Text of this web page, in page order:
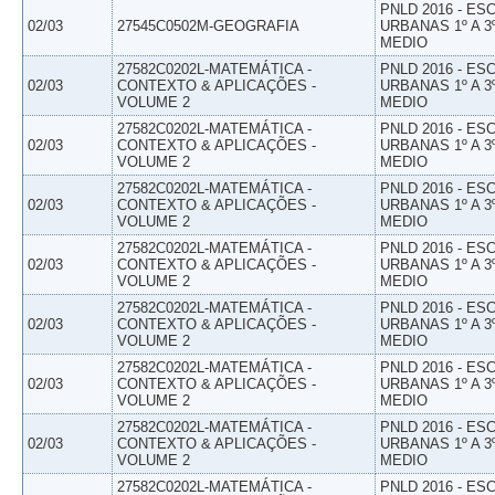
02/03 27545C0502M-GEOGRAFIA
PNLD 2016 -
URBANAS 1º A
MEDIO
02/03
27582C0202L-MATEMÁTICA -
CONTEXTO & APLICAÇÕES -
VOLUME 2
PNLD 2016 -
URBANAS 1º A
MEDIO
02/03
27582C0202L-MATEMÁTICA -
CONTEXTO & APLICAÇÕES -
VOLUME 2
PNLD 2016 -
URBANAS 1º A
MEDIO
02/03
27582C0202L-MATEMÁTICA -
CONTEXTO & APLICAÇÕES -
VOLUME 2
PNLD 2016 -
URBANAS 1º A
MEDIO
02/03
27582C0202L-MATEMÁTICA -
CONTEXTO & APLICAÇÕES -
VOLUME 2
PNLD 2016 -
URBANAS 1º A
MEDIO
02/03
27582C0202L-MATEMÁTICA -
CONTEXTO & APLICAÇÕES -
VOLUME 2
PNLD 2016 -
URBANAS 1º A
MEDIO
02/03
27582C0202L-MATEMÁTICA -
CONTEXTO & APLICAÇÕES -
VOLUME 2
PNLD 2016 -
URBANAS 1º A
MEDIO
02/03
27582C0202L-MATEMÁTICA -
CONTEXTO & APLICAÇÕES -
VOLUME 2
PNLD 2016 -
URBANAS 1º A
MEDIO
27582C0202L-MATEMÁTICA -
PNLD 2016 -